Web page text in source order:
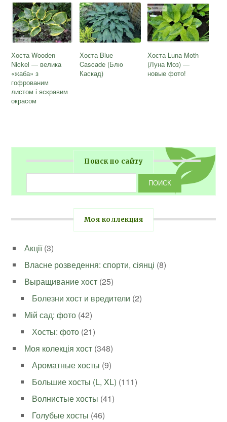
Хоста Wooden
Nickel — велика
«жаба» з
гофрованим
листом і яскравим
окрасом
Хоста Blue
Cascade (Блю
Каскад)
Хоста Luna Moth
(Луна Моз) —
новые фото!
Поиск по сайту
Моя коллекция
Акції(3)
Власне розведення: спорти, сіянці (8)
Выращивание хост (25)
Болезни хост и вредители (2)
Мій сад: фото (42)
Хосты: фото (21)
Моя колекція хост (348)
Ароматные хосты (9)
Большие хосты (L, XL) (111)
Волнистые хосты (41)
Голубые хосты (46)